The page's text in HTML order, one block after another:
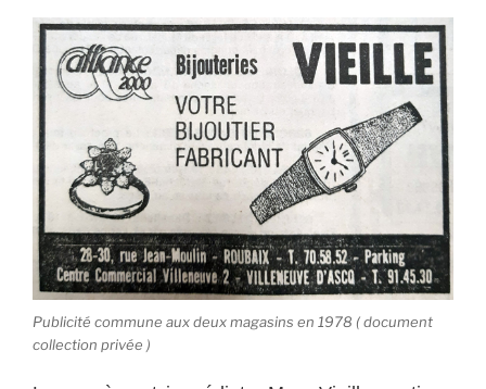
Publicité commune aux deux magasins en 1978 ( document
collection privée )